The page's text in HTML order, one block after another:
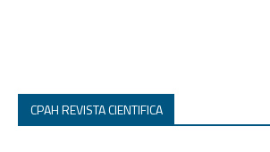
CPAH REVISTA CIENTIFICA